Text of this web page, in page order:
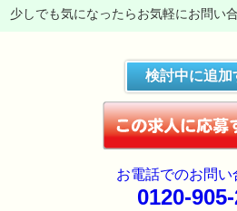
少しでも気になったらお気軽にお問い
検討中に追加
お電話でのお問い
0120-